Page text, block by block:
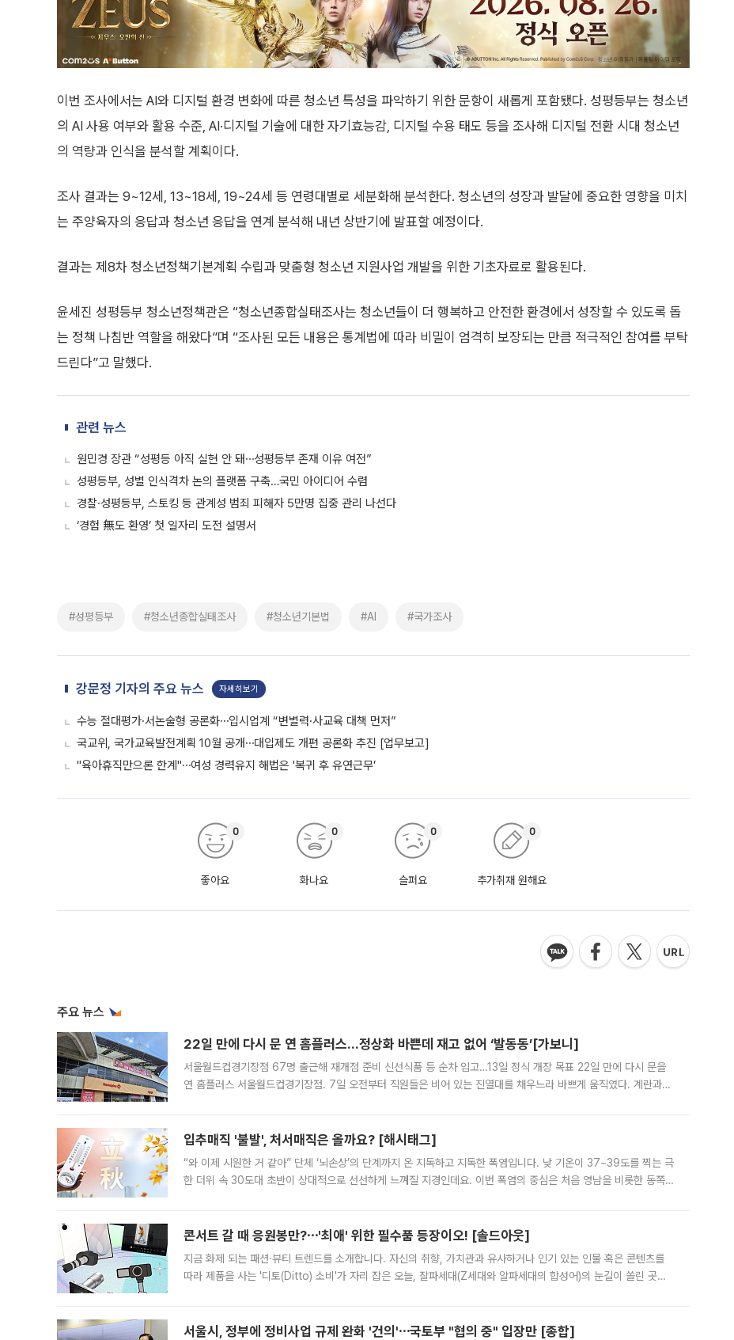
이번 조사에서는 AI와 디지털 환경 변화에 따른 청소년 특성을 파악하기 위한 문항이 새롭게 포함됐다. 성평등부는 청소년
의 AI 사용 여부와 활용 수준, AI·디지털 기술에 대한 자기효능감, 디지털 수용 태도 등을 조사해 디지털 전환 시대 청소년
의 역량과 인식을 분석할 계획이다.
조사 결과는 9~12세, 13~18세, 19~24세 등 연령대별로 세분화해 분석한다. 청소년의 성장과 발달에 중요한 영향을 미치
는 주양육자의 응답과 청소년 응답을 연계 분석해 내년 상반기에 발표할 예정이다.
결과는 제8차 청소년정책기본계획 수립과 맞춤형 청소년 지원사업 개발을 위한 기초자료로 활용된다.
윤세진 성평등부 청소년정책관은 “청소년종합실태조사는 청소년들이 더 행복하고 안전한 환경에서 성장할 수 있도록 돕
는 정책 나침반 역할을 해왔다”며 “조사된 모든 내용은 통계법에 따라 비밀이 엄격히 보장되는 만큼 적극적인 참여를 부탁
드린다”고 말했다.
관련 뉴스
원민경 장관 “성평등 아직 실현 안 돼⋯성평등부 존재 이유 여전”
성평등부, 성별 인식격차 논의 플랫폼 구축…국민 아이디어 수렴
경찰·성평등부, 스토킹 등 관계성 범죄 피해자 5만명 집중 관리 나선다
‘경험 無도 환영’ 첫 일자리 도전 설명서
#성평등부 #청소년종합실태조사 #청소년기본법 #AI #국가조사
강문정 기자의 주요 뉴스 자세히보기
수능 절대평가·서논술형 공론화⋯입시업계 “변별력·사교육 대책 먼저”
국교위, 국가교육발전계획 10월 공개⋯대입제도 개편 공론화 추진 [업무보고]
"육아휴직만으론 한계"⋯여성 경력유지 해법은 '복귀 후 유연근무’
좋아요
0
화나요
0
슬퍼요
0
추가취재 원해요
0
주요 뉴스
22일 만에 다시 문 연 홈플러스…정상화 바쁜데 재고 없어 ‘발동동’[가보니]
서울월드컵경기장점 67명 출근해 재개점 준비 신선식품 등 순차 입고…13일 정식 개장 목표 22일 만에 다시 문을
연 홈플러스 서울월드컵경기장점. 7일 오전부터 직원들은 비어 있는 진열대를 채우느라 바쁘게 움직였다. 계란과
입추매직 '불발', 처서매직은 올까요? [해시태그]
“와 이제 시원한 거 같아” 단체 ‘뇌손상’의 단계까지 온 지독하고 지독한 폭염입니다. 낮 기온이 37~39도를 찍는 극
한 더위 속 30도대 초반이 상대적으로 선선하게 느껴질 지경인데요. 이번 폭염의 중심은 처음 영남을 비롯한 동쪽
콘서트 갈 때 응원봉만?⋯'최애' 위한 필수품 등장이오! [솔드아웃]
지금 화제 되는 패션·뷰티 트렌드를 소개합니다. 자신의 취향, 가치관과 유사하거나 인기 있는 인물 혹은 콘텐츠를
따라 제품을 사는 '디토(Ditto) 소비'가 자리 잡은 오늘, 잘파세대(Z세대와 알파세대의 합성어)의 눈길이 쏠린 곳은
서울시, 정부에 정비사업 규제 완화 '건의'⋯국토부 "협의 중" 입장만 [종합]